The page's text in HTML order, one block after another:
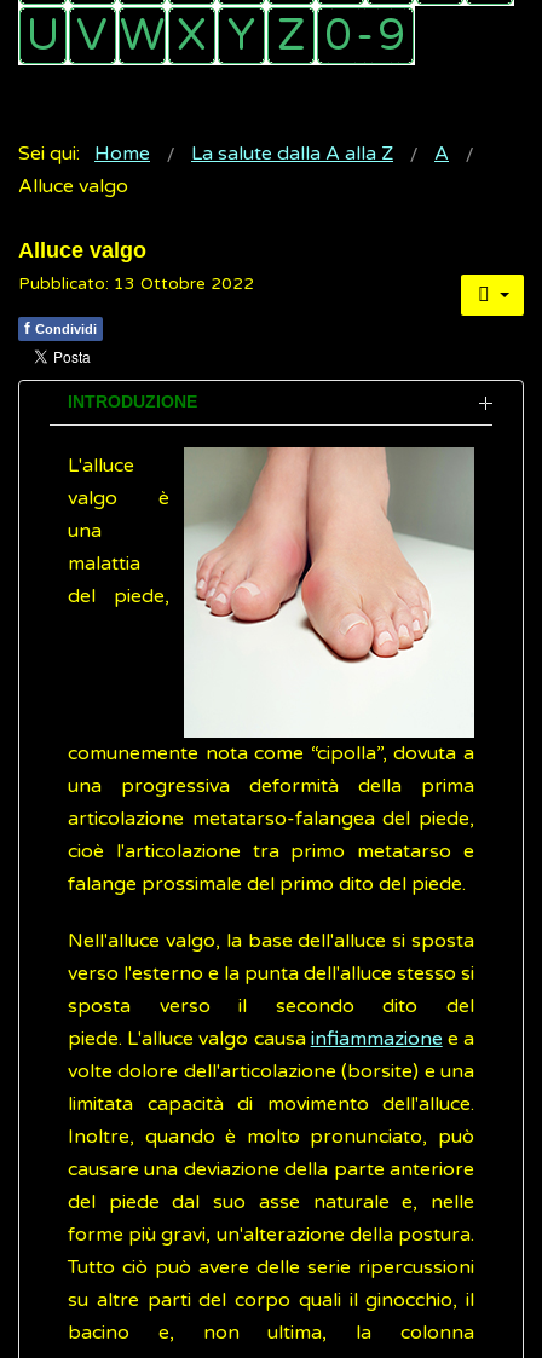
Sei qui: Home La salute dalla A alla Z
A
Alluce valgo
Alluce valgo
Pubblicato: 13 Ottobre 2022
f Condividi
INTRODUZIONE
L'alluce
valgo è
una
malattia
del piede,
comunemente nota come “cipolla”, dovuta a
una progressiva deformità della prima
articolazione metatarso-falangea del piede,
cioè l'articolazione tra primo metatarso e
falange prossimale del primo dito del piede.
Nell'alluce valgo, la base dell'alluce si sposta
verso l'esterno e la punta dell'alluce stesso si
sposta verso il secondo dito del
piede. L'alluce valgo causa infiammazione e a
volte dolore dell'articolazione (borsite) e una
limitata capacità di movimento dell'alluce.
Inoltre, quando è molto pronunciato, può
causare una deviazione della parte anteriore
del piede dal suo asse naturale e, nelle
forme più gravi, un'alterazione della postura.
Tutto ciò può avere delle serie ripercussioni
su altre parti del corpo quali il ginocchio, il
bacino e, non ultima, la colonna